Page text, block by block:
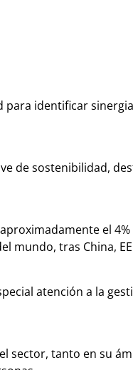
identificar
de sostenibilidad,
el 4%
tras China,
atención a la
sector, tanto en su